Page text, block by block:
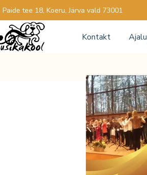
Paide tee 18, Koeru, Järva vald 73001
Kontakt